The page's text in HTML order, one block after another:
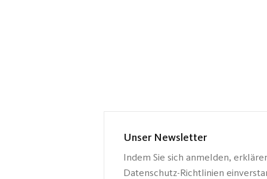
Unser Newsletter
Indem Sie sich anmelden,
Datenschutz-Richtlinien